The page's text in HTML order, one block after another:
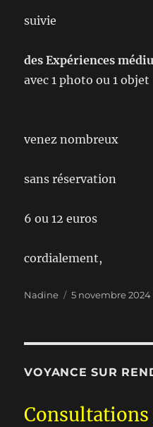
suivie
des Expériences
avec 1 photo ou 1 objet
venez nombreux
sans réservation
6 ou 12 euros
cordialement,
Auteur
Nadine
Publié
5 novembre 2024
VOYANCE SUR